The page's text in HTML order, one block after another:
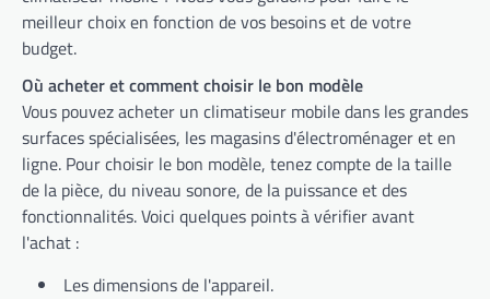
meilleur choix en fonction de vos besoins et de votre
budget.
Où acheter et comment choisir le bon modèle
Vous pouvez acheter un climatiseur mobile dans les grandes
surfaces spécialisées, les magasins d'électroménager et en
ligne. Pour choisir le bon modèle, tenez compte de la taille
de la pièce, du niveau sonore, de la puissance et des
fonctionnalités. Voici quelques points à vérifier avant
l'achat :
Les dimensions de l'appareil.